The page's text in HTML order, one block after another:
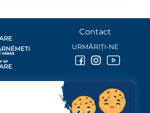
PRIMĂRIA MUNICIPIULUI
Contact
URMĂRIȚI-NE